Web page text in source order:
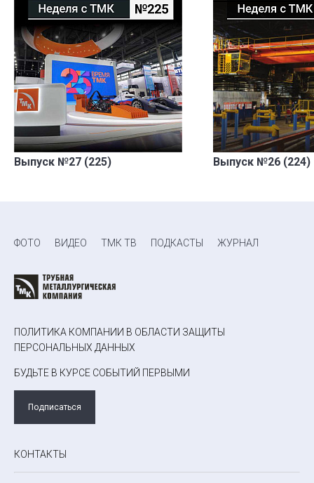
Выпуск №27 (225) Выпуск №26 (224)
ФОТО ВИДЕО ТМК ТВ ПОДКАСТЫ ЖУРНАЛ
ПОЛИТИКА КОМПАНИИ В ОБЛАСТИ ЗАЩИТЫ
ПЕРСОНАЛЬНЫХ ДАННЫХ
БУДЬТЕ В КУРСЕ СОБЫТИЙ ПЕРВЫМИ
Подписаться
КОНТАКТЫ